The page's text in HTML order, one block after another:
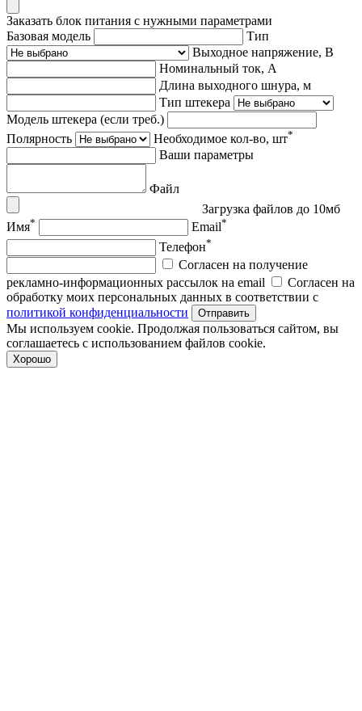
Заказать блок питания с нужными параметрами
Базовая модель
Тип
Выходное напряжение, В
Номинальный ток, А
Длина выходного шнура, м
Тип штекера
Модель штекера (если треб.)
Полярность
Необходимое кол-во, шт*
Ваши параметры
Файл
Загрузка файлов до 10мб
Имя* Email*
Телефон*
Согласен на получение
рекламно-информационных рассылок на email
Согласен на
обработку моих персональных данных в соответствии с
политикой конфиденциальности
Отправить
Мы используем cookie. Продолжая пользоваться сайтом, вы
соглашаетесь с использованием файлов cookie.
Хорошо